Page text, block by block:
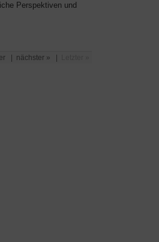
Perspektiven und
nächster »